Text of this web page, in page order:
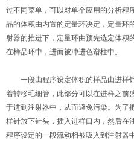
过不同菜单，可以对单个应用的分析程
品的体积由内置的定量环决定，定量环
射器的推进下，定量环由预先选定体积
在样品环中，进而被冲进色谱柱中。
一段由程序设定体积的样品由进样
着转移毛细管，此部分可以在进样之前
于进到注射器中，从而避免污染。为了
样针放下针头，插入进样口内，然后在
程序设定的一段流动相被吸入到注射器